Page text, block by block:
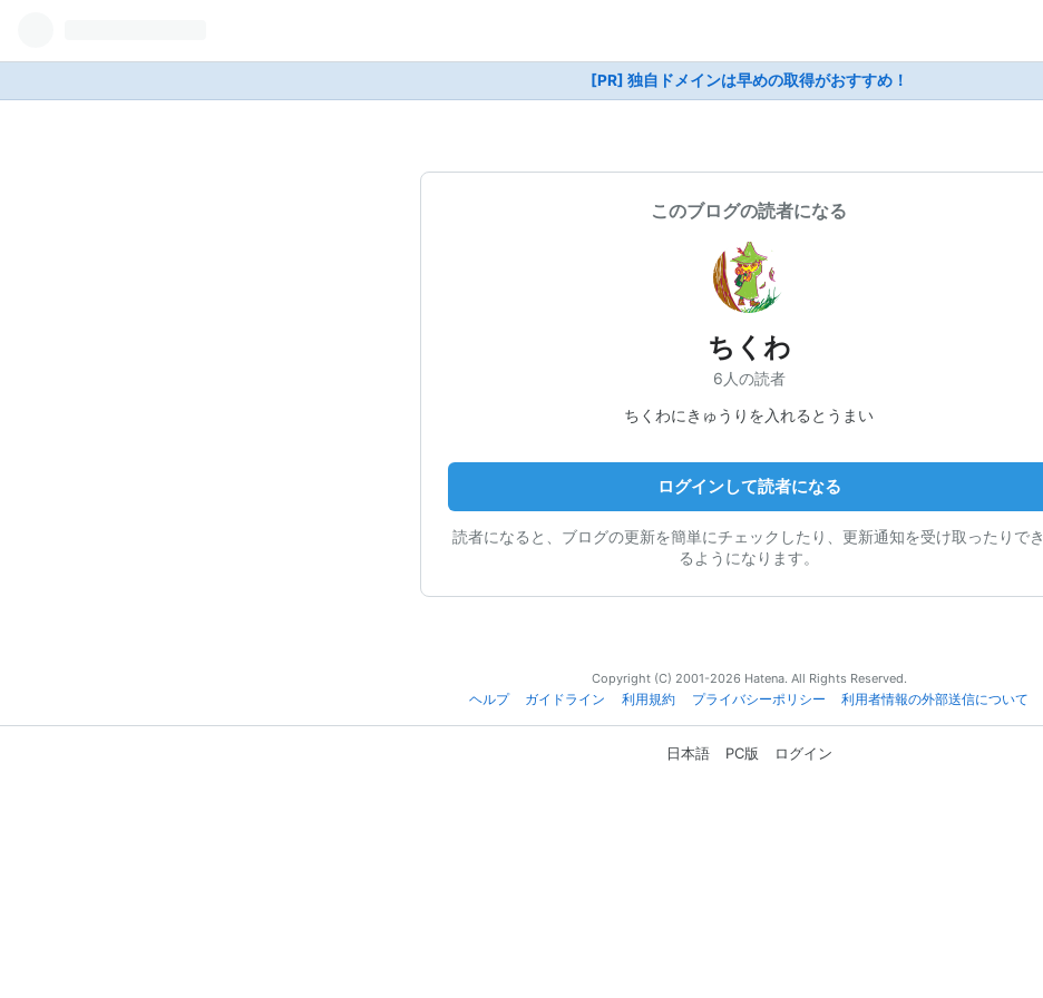
[PR] 独自ドメインは早めの取得がおすすめ！
このブログの読者になる
ちくわ
6人の読者
ちくわにきゅうりを入れるとうまい
ログインして読者になる
読者になると、ブログの更新を簡単にチェックしたり、更新通知を受け取ったりでき
るようになります。
Copyright (C) 2001-2026 Hatena. All Rights Reserved.
ヘルプ
ガイドライン 利用規約 プライバシーポリシー 利用者情報の外部送信について
日本語 PC版 ログイン